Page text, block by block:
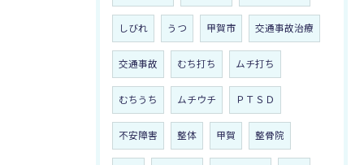
しびれ うつ 甲賀市 交通事故治療
交通事故 むち打ち ムチ打ち
むちうち ムチウチ ＰＴＳＤ
不安障害 整体 甲賀 整骨院